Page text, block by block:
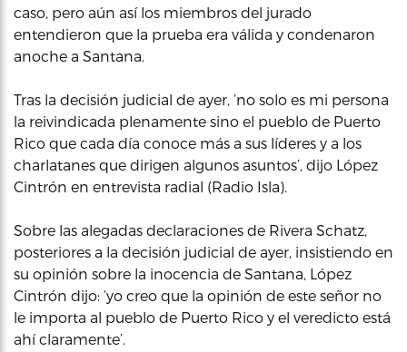
caso, pero aún así los miembros del jurado
entendieron que la prueba era válida y condenaron
anoche a Santana.
Tras la decisión judicial de ayer, ‘no solo es mi persona
la reivindicada plenamente sino el pueblo de Puerto
Rico que cada día conoce más a sus líderes y a los
charlatanes que dirigen algunos asuntos’, dijo López
Cintrón en entrevista radial (Radio Isla).
Sobre las alegadas declaraciones de Rivera Schatz,
posteriores a la decisión judicial de ayer, insistiendo en
su opinión sobre la inocencia de Santana, López
Cintrón dijo: ‘yo creo que la opinión de este señor no
le importa al pueblo de Puerto Rico y el veredicto está
ahí claramente’.